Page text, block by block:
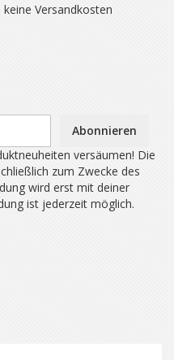
Versandkosten
Abonnieren
versäumen! Die
zum Zwecke des
wird erst mit deiner
ist jederzeit möglich.